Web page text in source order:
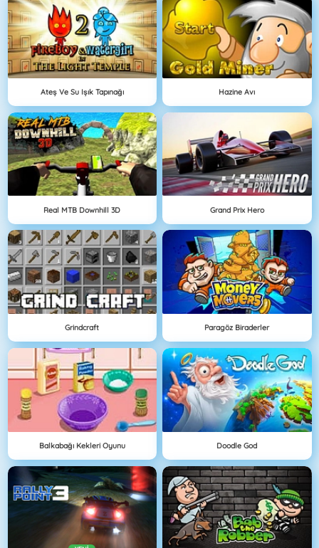
Ateş Ve Su Işık Tapınağı Hazine Avı
Real MTB Downhill 3D Grand Prix Hero
Grindcraft Paragöz Biraderler
Balkabağı Kekleri Oyunu Doodle God